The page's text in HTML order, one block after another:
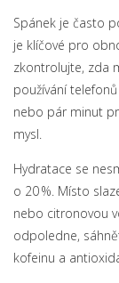
Spánek je často
je klíčové pro
zkontrolujte, zda
používání
nebo pár minut
mysl.
Hydratace se
o 20 %. Místo
nebo citronovou
odpoledne,
kofeinu a